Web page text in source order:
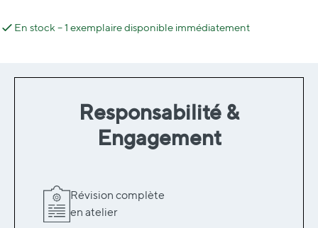
En stock – 1 exemplaire disponible immédiatement
Responsabilité &
Engagement
Révision complète
en atelier